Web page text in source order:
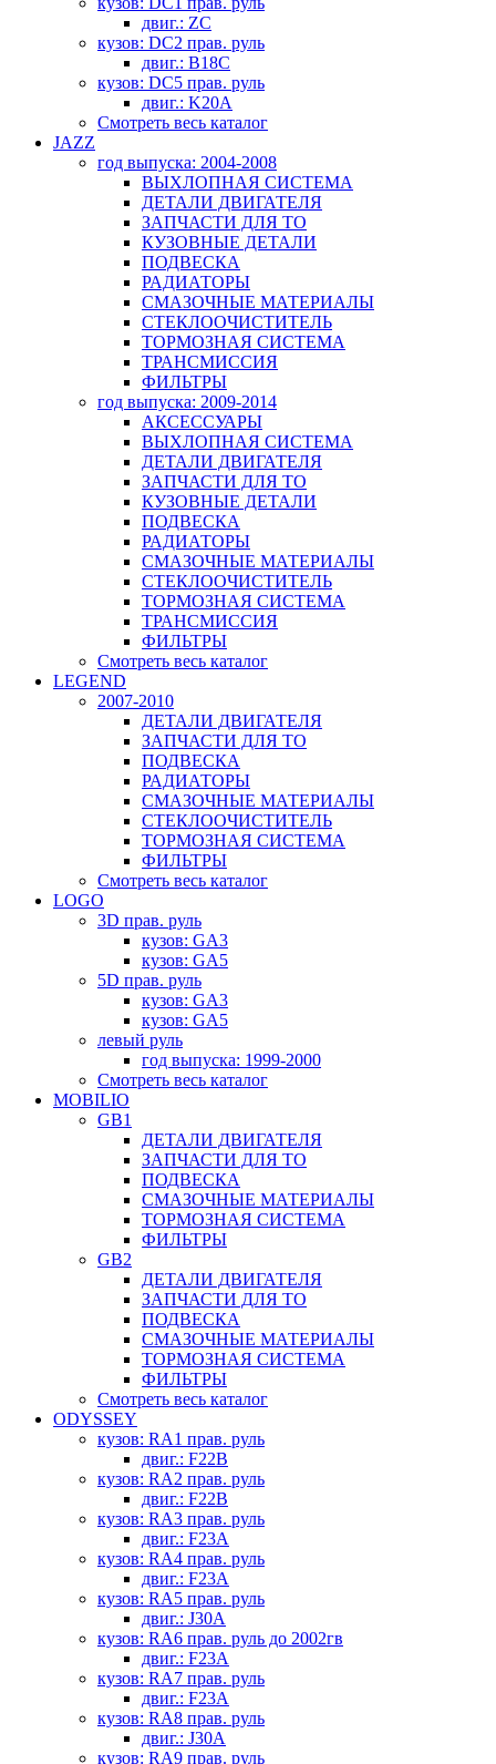
двиг.: ZC
кузов: DC2 прав. руль
двиг.: B18C
кузов: DC5 прав. руль
двиг.: K20A
Смотреть весь каталог
JAZZ
год выпуска: 2004-2008
ВЫХЛОПНАЯ СИСТЕМА
ДЕТАЛИ ДВИГАТЕЛЯ
ЗАПЧАСТИ ДЛЯ ТО
КУЗОВНЫЕ ДЕТАЛИ
ПОДВЕСКА
РАДИАТОРЫ
СМАЗОЧНЫЕ МАТЕРИАЛЫ
СТЕКЛООЧИСТИТЕЛЬ
ТОРМОЗНАЯ СИСТЕМА
ТРАНСМИССИЯ
ФИЛЬТРЫ
год выпуска: 2009-2014
АКСЕССУАРЫ
ВЫХЛОПНАЯ СИСТЕМА
ДЕТАЛИ ДВИГАТЕЛЯ
ЗАПЧАСТИ ДЛЯ ТО
КУЗОВНЫЕ ДЕТАЛИ
ПОДВЕСКА
РАДИАТОРЫ
СМАЗОЧНЫЕ МАТЕРИАЛЫ
СТЕКЛООЧИСТИТЕЛЬ
ТОРМОЗНАЯ СИСТЕМА
ТРАНСМИССИЯ
ФИЛЬТРЫ
Смотреть весь каталог
LEGEND
2007-2010
ДЕТАЛИ ДВИГАТЕЛЯ
ЗАПЧАСТИ ДЛЯ ТО
ПОДВЕСКА
РАДИАТОРЫ
СМАЗОЧНЫЕ МАТЕРИАЛЫ
СТЕКЛООЧИСТИТЕЛЬ
ТОРМОЗНАЯ СИСТЕМА
ФИЛЬТРЫ
Смотреть весь каталог
LOGO
3D прав. руль
кузов: GA3
кузов: GA5
5D прав. руль
кузов: GA3
кузов: GA5
левый руль
год выпуска: 1999-2000
Смотреть весь каталог
MOBILIO
GB1
ДЕТАЛИ ДВИГАТЕЛЯ
ЗАПЧАСТИ ДЛЯ ТО
ПОДВЕСКА
СМАЗОЧНЫЕ МАТЕРИАЛЫ
ТОРМОЗНАЯ СИСТЕМА
ФИЛЬТРЫ
GB2
ДЕТАЛИ ДВИГАТЕЛЯ
ЗАПЧАСТИ ДЛЯ ТО
ПОДВЕСКА
СМАЗОЧНЫЕ МАТЕРИАЛЫ
ТОРМОЗНАЯ СИСТЕМА
ФИЛЬТРЫ
Смотреть весь каталог
ODYSSEY
кузов: RA1 прав. руль
двиг.: F22B
кузов: RA2 прав. руль
двиг.: F22B
кузов: RA3 прав. руль
двиг.: F23A
кузов: RA4 прав. руль
двиг.: F23A
кузов: RA5 прав. руль
двиг.: J30A
кузов: RA6 прав. руль до 2002гв
двиг.: F23A
кузов: RA7 прав. руль
двиг.: F23A
кузов: RA8 прав. руль
двиг.: J30A
кузов: RA9 прав. руль